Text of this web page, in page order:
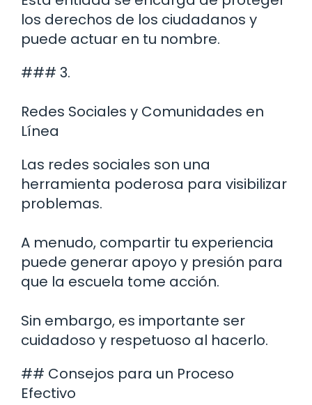
los derechos de los ciudadanos y
puede actuar en tu nombre.
### 3.
Redes Sociales y Comunidades en
Línea
Las redes sociales son una
herramienta poderosa para visibilizar
problemas.
A menudo, compartir tu experiencia
puede generar apoyo y presión para
que la escuela tome acción.
Sin embargo, es importante ser
cuidadoso y respetuoso al hacerlo.
## Consejos para un Proceso
Efectivo